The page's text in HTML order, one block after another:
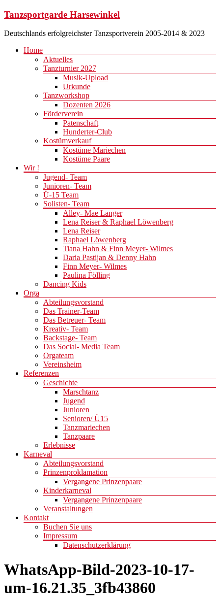
Zum
springen
Tanzsportgarde Harsewinkel
Deutschlands erfolgreichster Tanzsportverein 2005-2014 & 2023
Menü
Home
Aktuelles
Tanzturnier 2027
Musik-Upload
Urkunde
Tanzworkshop
Dozenten 2026
Förderverein
Patenschaft
Hunderter-Club
Kostümverkauf
Kostüme Mariechen
Kostüme Paare
Wir !
Jugend- Team
Junioren- Team
Ü-15 Team
Solisten- Team
Alley- Mae Langer
Lena Reiser & Raphael Löwenberg
Lena Reiser
Raphael Löwenberg
Tiana Hahn & Finn Meyer- Wilmes
Daria Pastijan & Denny Hahn
Finn Meyer- Wilmes
Paulina Fölling
Dancing Kids
Orga
Abteilungsvorstand
Das Trainer-Team
Das Betreuer- Team
Kreativ- Team
Backstage- Team
Das Social- Media Team
Orgateam
Vereinsheim
Referenzen
Geschichte
Marschtanz
Jugend
Junioren
Senioren/ Ü15
Tanzmariechen
Tanzpaare
Erlebnisse
Karneval
Abteilungsvorstand
Prinzenproklamation
Vergangene Prinzenpaare
Kinderkarneval
Vergangene Prinzenpaare
Veranstaltungen
Kontakt
Buchen Sie uns
Impressum
Datenschutzerklärung
WhatsApp-Bild-2023-10-17-
um-16.21.35_3fb43860